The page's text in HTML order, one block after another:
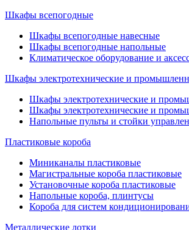
Шкафы всепогодные
Шкафы всепогодные навесные
Шкафы всепогодные напольные
Климатическое оборудование и
Шкафы электротехнические и
Шкафы электротехнические и
Шкафы электротехнические и
Напольные пульты и стойки
Пластиковые короба
Миниканалы пластиковые
Магистральные короба пластиковые
Установочные короба пластиковые
Напольные короба, плинтусы
Короба для систем
Металлические лотки